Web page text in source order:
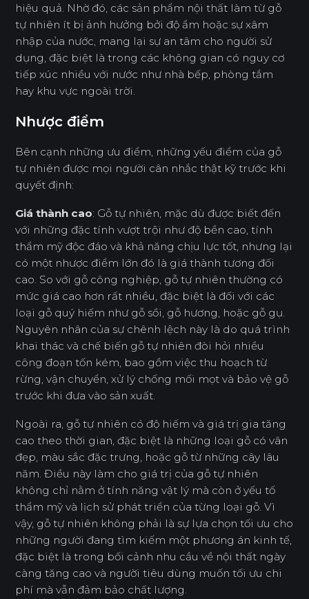
hiệu quả. Nhờ đó, các sản phẩm nội thất làm từ gỗ
tự nhiên ít bị ảnh hưởng bởi độ ẩm hoặc sự xâm
nhập của nước, mang lại sự an tâm cho người sử
dụng, đặc biệt là trong các không gian có nguy cơ
tiếp xúc nhiều với nước như nhà bếp, phòng tắm
hay khu vực ngoài trời.
Nhược điểm
Bên cạnh những ưu điểm, những yếu điểm của gỗ
tự nhiên được mọi người cân nhắc thật kỹ trước khi
quyết định:
Giá thành cao: Gỗ tự nhiên, mặc dù được biết đến
với những đặc tính vượt trội như độ bền cao, tính
thẩm mỹ độc đáo và khả năng chịu lực tốt, nhưng lại
có một nhược điểm lớn đó là giá thành tương đối
cao. So với gỗ công nghiệp, gỗ tự nhiên thường có
mức giá cao hơn rất nhiều, đặc biệt là đối với các
loại gỗ quý hiếm như gỗ sồi, gỗ hương, hoặc gỗ gụ.
Nguyên nhân của sự chênh lệch này là do quá trình
khai thác và chế biến gỗ tự nhiên đòi hỏi nhiều
công đoạn tốn kém, bao gồm việc thu hoạch từ
rừng, vận chuyển, xử lý chống mối mọt và bảo vệ gỗ
trước khi đưa vào sản xuất.
Ngoài ra, gỗ tự nhiên có độ hiếm và giá trị gia tăng
cao theo thời gian, đặc biệt là những loại gỗ có vân
đẹp, màu sắc đặc trưng, hoặc gỗ từ những cây lâu
năm. Điều này làm cho giá trị của gỗ tự nhiên
không chỉ nằm ở tính năng vật lý mà còn ở yếu tố
thẩm mỹ và lịch sử phát triển của từng loại gỗ. Vì
vậy, gỗ tự nhiên không phải là sự lựa chọn tối ưu cho
những người đang tìm kiếm một phương án kinh tế,
đặc biệt là trong bối cảnh nhu cầu về nội thất ngày
càng tăng cao và người tiêu dùng muốn tối ưu chi
phí mà vẫn đảm bảo chất lượng.